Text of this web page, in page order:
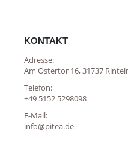
KONTAKT
Adresse:
Am Ostertor 16, 31737
Telefon:
+49 5152 5298098
E-Mail:
info@pitea.de